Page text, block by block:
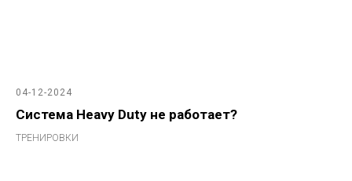
04-12-2024
Система Heavy Duty не работает?
ТРЕНИРОВКИ